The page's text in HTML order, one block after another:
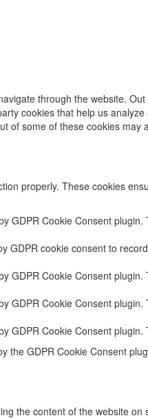
through the website.
cookies that help us
of some of these cookies may
properly. These cookies
GDPR Cookie Consent
GDPR cookie consent to
GDPR Cookie Consent
GDPR Cookie Consent
GDPR Cookie Consent
the GDPR Cookie Consent
the content of the website